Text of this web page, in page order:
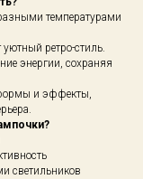
температурами
ретро-стиль.
энергии, сохраняя
и эффекты,
светильников